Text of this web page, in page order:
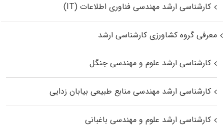
کارشناسی ارشد مهندسی فناوری اطلاعات (IT)
معرفی گروه کشاورزی کارشناسی ارشد
کارشناسی ارشد علوم و مهندسی جنگل
کارشناسی ارشد مهندسی منابع طبیعی بیابان زدایی
کارشناسی ارشد علوم و مهندسی باغبانی